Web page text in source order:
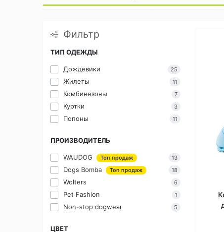
Фильтр
ТИП ОДЕЖДЫ
Дождевики 25
Жилеты 11
Комбинезоны 7
Куртки 3
Попоны 11
ПРОИЗВОДИТЕЛЬ
WAUDOG Топ продаж 13
Dogs Bomba Топ продаж 18
Wolters 6
Pet Fashion 1
Non-stop dogwear 5
ЦВЕТ